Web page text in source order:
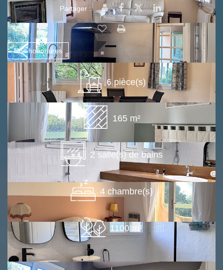
Partager :
Nos honoraires
6 pièce(s)
165 m²
2 salle(s) de bains
4 chambre(s)
1100 m²